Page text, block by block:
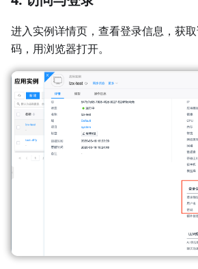
进入实例详情页，查看登录信息，获
码，用浏览器打开。